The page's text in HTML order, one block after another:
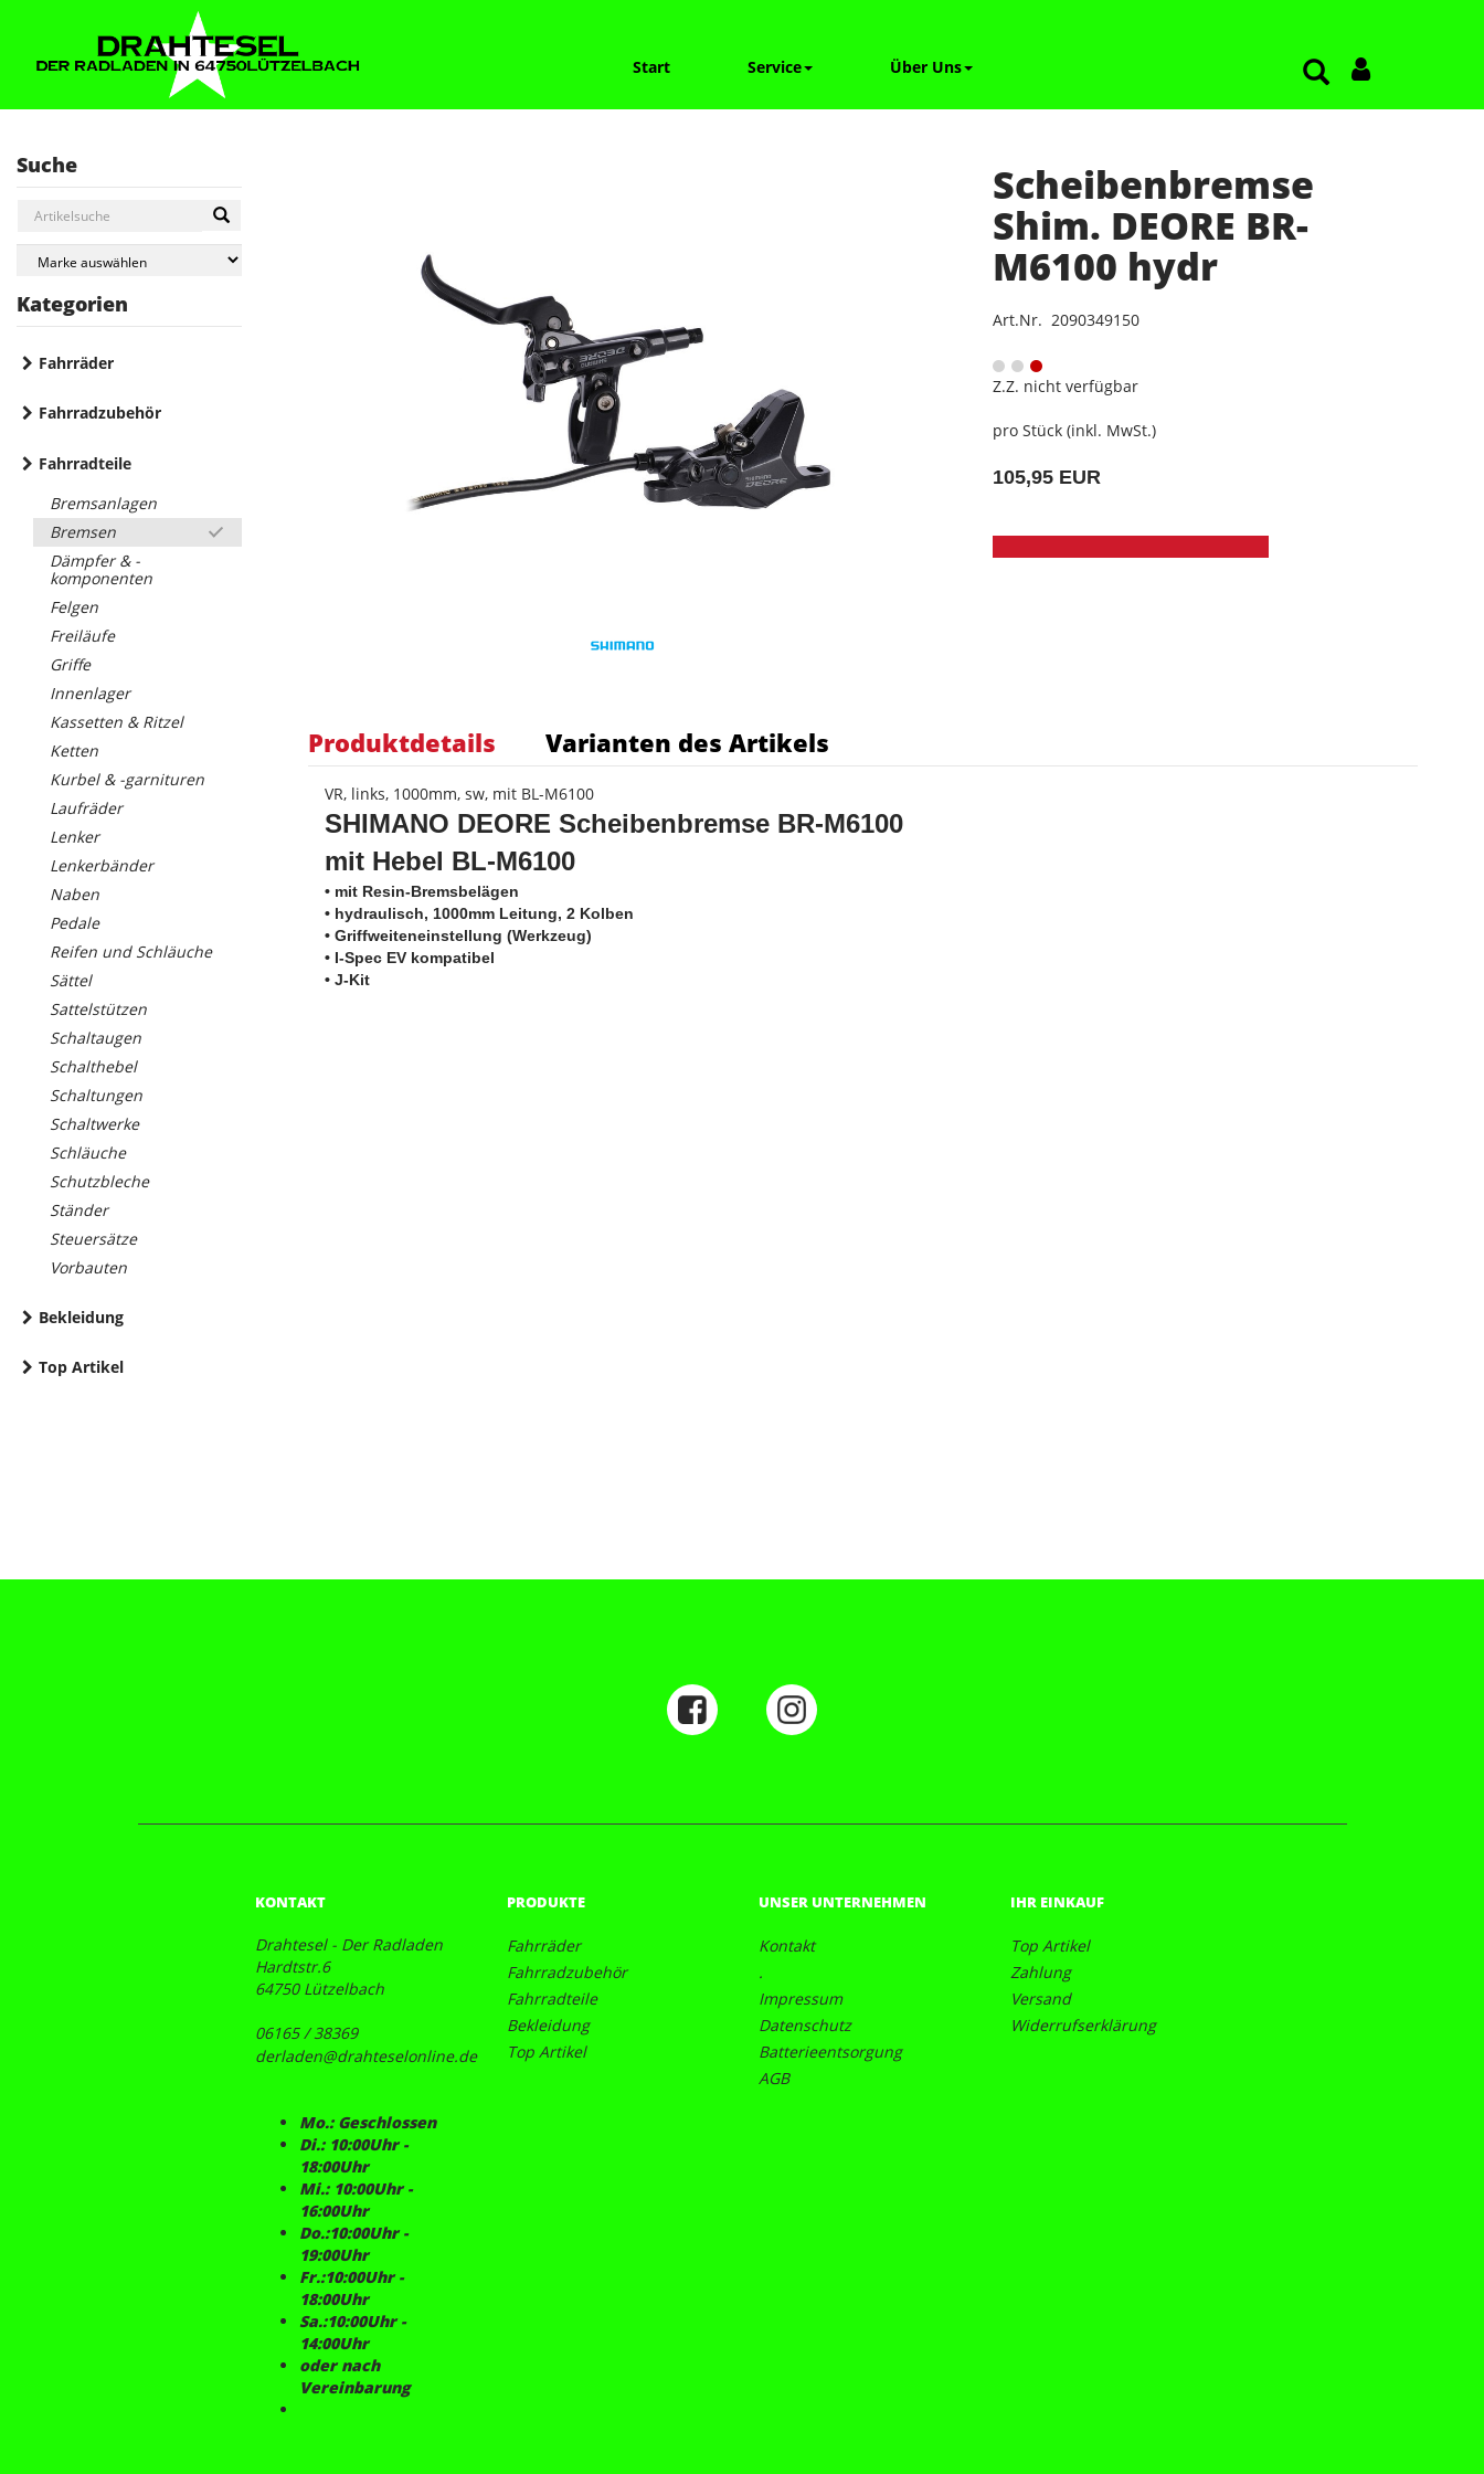
Start Service Über Uns
Suche
Kategorien
Fahrräder
Fahrradzubehör
Fahrradteile
Bremsanlagen
Bremsen
Dämpfer & -
komponenten
Felgen
Freiläufe
Griffe
Innenlager
Kassetten & Ritzel
Ketten
Kurbel & -garnituren
Laufräder
Lenker
Lenkerbänder
Naben
Pedale
Reifen und Schläuche
Sättel
Sattelstützen
Schaltaugen
Schalthebel
Schaltungen
Schaltwerke
Schläuche
Schutzbleche
Ständer
Steuersätze
Vorbauten
Bekleidung
Top Artikel
Scheibenbremse
Shim. DEORE BR-
M6100 hydr
Art.Nr. 2090349150
Z.Z. nicht verfügbar
pro Stück (inkl. MwSt.)
105,95 EUR
Produktdetails Varianten des Artikels
VR, links, 1000mm, sw, mit BL-M6100
SHIMANO DEORE Scheibenbremse BR-M6100
mit Hebel BL-M6100
• mit Resin-Bremsbelägen
• hydraulisch, 1000mm Leitung, 2 Kolben
• Griffweiteneinstellung (Werkzeug)
• I-Spec EV kompatibel
• J-Kit
KONTAKT
Drahtesel - Der Radladen
Hardtstr.6
64750 Lützelbach
06165 / 38369
derladen@drahteselonline.de
Mo.: Geschlossen
Di.: 10:00Uhr -
18:00Uhr
Mi.: 10:00Uhr -
16:00Uhr
Do.:10:00Uhr -
19:00Uhr
Fr.:10:00Uhr -
18:00Uhr
Sa.:10:00Uhr -
14:00Uhr
oder nach
Vereinbarung
PRODUKTE
Fahrräder
Fahrradzubehör
Fahrradteile
Bekleidung
Top Artikel
UNSER UNTERNEHMEN
Kontakt
.
Impressum
Datenschutz
Batterieentsorgung
AGB
IHR EINKAUF
Top Artikel
Zahlung
Versand
Widerrufserklärung